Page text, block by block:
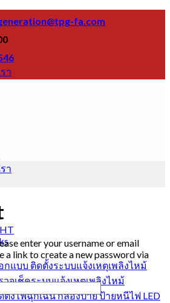
fa.com
า
กแบบ ติดตั้งระบบแจ้งเหตุเพลิงไหม้
จเช็คระบบแจ้งเหตุเพลิงไหม้
งไฟฉุกเฉิน กล่องป้าย ป้ายหนีไฟ LED
า
enter your username or email
a link to create a new password via